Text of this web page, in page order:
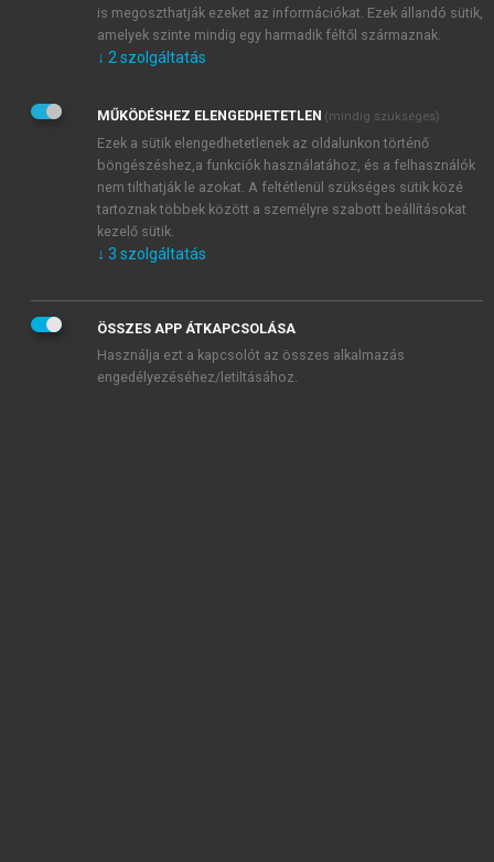
Kérek értesítést a MeRSZ újdonságairól, akcióiról.
Kérek értesítést az Akadémiai Kiadó Zrt. újdonságairól,
Adatkezelési tájékoztatóbanfoglaltakat tudomásul
veszem és elfogadom.
Általános vásárlási feltételeket, valamint a szotar.netés a
mersz.huoldalak licencszerződéseiben foglaltakat
tudomásul veszem és elfogadom.
KIPRÓBÁLOM
is megoszthatják ezeket az információkat. Ezek állandó sütik,
amelyek szinte mindig egy harmadik féltől származnak.
↓ 2 szolgáltatás
MŰKÖDÉSHEZ ELENGEDHETETLEN (mindig szükséges)
Ezek a sütik elengedhetetlenek az oldalunkon történő
böngészéshez,a funkciók használatához, és a felhasználók
nem tilthatják le azokat. A feltétlenül szükséges sütik közé
tartoznak többek között a személyre szabott beállításokat
kezelő sütik.
↓ 3 szolgáltatás
ÖSSZES APP ÁTKAPCSOLÁSA
Használja ezt a kapcsolót az összes alkalmazás
engedélyezéséhez/letiltásához.